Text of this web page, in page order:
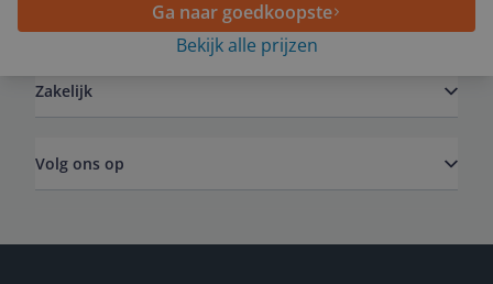
Ga naar goedkoopste
Bekijk alle prijzen
Zakelijk
Volg ons op